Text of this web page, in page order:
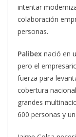
intentar
colaboración
personas.
Palibex nació en
pero el
fuerza para
cobertura
grandes
600 personas y